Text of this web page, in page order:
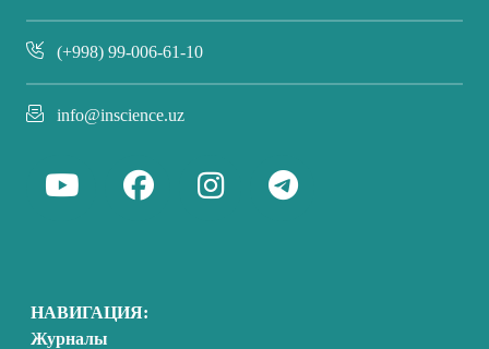
(+998) 99-006-61-10
info@inscience.uz
НАВИГАЦИЯ:
Журналы